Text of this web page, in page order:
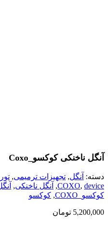
آنگل ناخنکی کوکسو_Coxo
دسته: آنگل, تجهیزات ترمیمی,
COXO, device
, آنگل ناخنکی,
کوکسو_COXO
, کوکسو
5,200,000 تومان